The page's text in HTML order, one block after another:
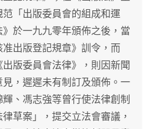
「出版委員會的組成和運
於一九九零年頒佈之後，當
出版登記規章》訓令，而
出版委員會法律》，則因新聞
，遲遲未有制訂及頒佈。一
、馮志強等曾行使法律創制
草案」，提交立法會審議，